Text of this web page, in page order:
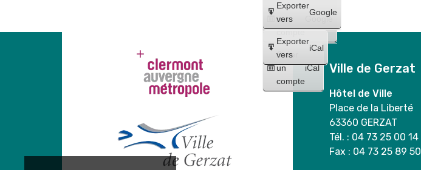
Créer
un
compte
Google
Créer
un
compte
iCal
Exporter
vers
Google
Exporter
vers
iCal
Ville de Gerzat
Hôtel de Ville
Place de la Liberté
63360 GERZAT
Tél. : 04 73 25 00 14
Fax : 04 73 25 89 50